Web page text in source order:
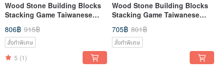
Wood Stone Building Blocks
Stacking Game Taiwanese
Cypress Natural Wood
Unfinished Natural Wood
Made in Taiwan
806฿ 915฿
สั่งทำพิเศษ
5 (1)
Wood Stone Building Blocks
Stacking Game Taiwanese
Cypress Solid Wood
Unfinished Natural Non-toxic
Made in Taiwan
705฿ 801฿
สั่งทำพิเศษ